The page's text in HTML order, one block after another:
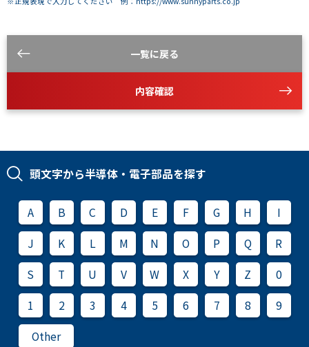
一覧に戻る
内容確認
頭文字から半導体・電子部品を探す
A B C D E F G H
I
J
K L M N O P Q
R
S
T U V W X Y Z
0
1
2 3 4 5 6 7 8
9
Other